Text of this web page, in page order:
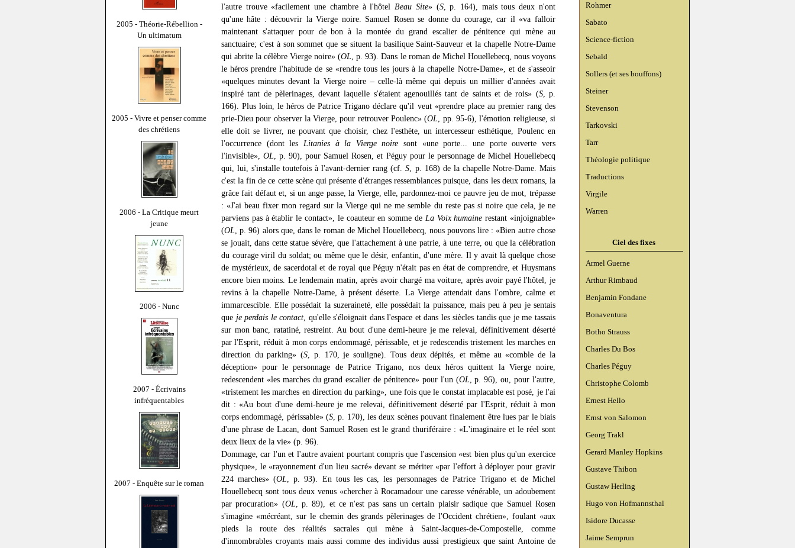
2005 - Théorie-Rébellion -
Un ultimatum
2005 - Vivre et penser comme
des chrétiens
2006 - La Critique meurt
jeune
2006 - Nunc
2007 - Écrivains
infréquentables
2007 - Enquête sur le roman
Rohmer
Sabato
Science-fiction
Sebald
Sollers (et ses bouffons)
Steiner
Stevenson
Tarkovski
Tarr
Théologie politique
Traductions
Virgile
Warren
Ciel des fixes
Armel Guerne
Arthur Rimbaud
Benjamin Fondane
Bonaventura
Botho Strauss
Charles Du Bos
Charles Péguy
Christophe Colomb
Ernest Hello
Ernst von Salomon
Georg Trakl
Gerard Manley Hopkins
Gustave Thibon
Gustaw Herling
Hugo von Hofmannsthal
Isidore Ducasse
Jaime Semprun
l'autre trouve «facilement une chambre à l'hôtel Beau Site» (S, p. 164), mais tous deux n'ont
qu'une hâte : découvrir la Vierge noire. Samuel Rosen se donne du courage, car il «va falloir
maintenant s'attaquer pour de bon à la montée du grand escalier de pénitence qui mène au
sanctuaire; c'est à son sommet que se situent la basilique Saint-Sauveur et la chapelle Notre-Dame
qui abrite la célèbre Vierge noire» (OL , p. 93). Dans le roman de Michel Houellebecq, nous voyons
le héros prendre l'habitude de se «rendre tous les jours à la chapelle Notre-Dame», et de s'asseoir
«quelques minutes devant la Vierge noire – celle-là même qui depuis un millier d'années avait
inspiré tant de pèlerinages, devant laquelle s'étaient agenouillés tant de saints et de rois» (S, p.
166). Plus loin, le héros de Patrice Trigano déclare qu'il veut «prendre place au premier rang des
prie-Dieu pour observer la Vierge, pour retrouver Poulenc» (OL , pp. 95-6), l'émotion religieuse, si
elle doit se livrer, ne pouvant que choisir, chez l'esthète, un intercesseur esthétique, Poulenc en
l'occurrence (dont les Litanies à la Vierge noire sont «une porte... une porte ouverte vers
l'invisible»,OL , p. 90), pour Samuel Rosen, et Péguy pour le personnage de Michel Houellebecq
qui, lui, s'installe toutefois à l'avant-dernier rang (cf.S , p. 168) de la chapelle Notre-Dame. Mais
c'est la fin de ce cette scène qui présente d'étranges ressemblances puisque, dans les deux romans, la
grâce fait défaut et, si un ange passe, la Vierge, elle, pardonnez-moi ce pauvre jeu de mot, trépasse
: «J'ai beau fixer mon regard sur la Vierge qui ne me semble du reste pas si noire que cela, je ne
parviens pas à établir le contact», le coauteur en somme de La Voix humaine restant «injoignable»
(OL , p. 96) alors que, dans le roman de Michel Houellebecq, nous pouvons lire : «Bien autre chose
se jouait, dans cette statue sévère, que l'attachement à une patrie, à une terre, ou que la célébration
du courage viril du soldat; ou même que le désir, enfantin, d'une mère. Il y avait là quelque chose
de mystérieux, de sacerdotal et de royal que Péguy n'était pas en état de comprendre, et Huysmans
encore bien moins. Le lendemain matin, après avoir chargé ma voiture, après avoir payé l'hôtel, je
revins à la chapelle Notre-Dame, à présent déserte. La Vierge attendait dans l'ombre, calme et
immarcescible. Elle possédait la suzeraineté, elle possédait la puissance, mais peu à peu je sentais
que je perdais le contact , qu'elle s'éloignait dans l'espace et dans les siècles tandis que je me tassais
sur mon banc, ratatiné, restreint. Au bout d'une demi-heure je me relevai, définitivement déserté
par l'Esprit, réduit à mon corps endommagé, périssable, et je redescendis tristement les marches en
direction du parking» (S , p. 170, je souligne). Tous deux dépités, et même au «comble de la
déception» pour le personnage de Patrice Trigano, nos deux héros quittent la Vierge noire,
redescendent «les marches du grand escalier de pénitence» pour l'un (OL , p. 96), ou, pour l'autre,
«tristement les marches en direction du parking», une fois que le constat implacable est posé, je l'ai
dit : «Au bout d'une demi-heure je me relevai, définitivement déserté par l'Esprit, réduit à mon
corps endommagé, périssable» (S, p. 170), les deux scènes pouvant finalement être lues par le biais
d'une phrase de Lacan, dont Samuel Rosen est le grand thuriféraire : «L'imaginaire et le réel sont
deux lieux de la vie» (p. 96).
Dommage, car l'un et l'autre avaient pourtant compris que l'ascension «est bien plus qu'un exercice
physique», le «rayonnement d'un lieu sacré» devant se mériter «par l'effort à déployer pour gravir
224 marches» (OL , p. 93). En tous les cas, les personnages de Patrice Trigano et de Michel
Houellebecq sont tous deux venus «chercher à Rocamadour une caresse vénérable, un adoubement
par procuration» (OL , p. 89), et ce n'est pas sans un certain plaisir sadique que Samuel Rosen
s'imagine «mécréant, sur le chemin des grands pèlerinages de l'Occident chrétien», foulant «aux
pieds la route des réalités sacrales qui mène à Saint-Jacques-de-Compostelle, comme
d'innombrables croyants mais aussi comme des individus aussi prestigieux que saint Antoine de